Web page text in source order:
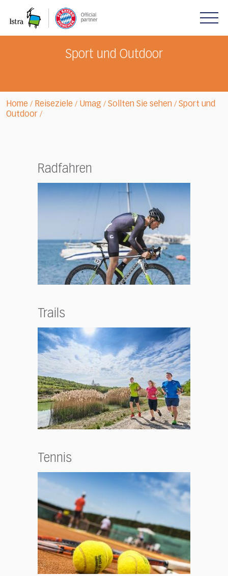
note:
Sport und Outdoor
Home / Reiseziele / Umag / Sollten Sie sehen / Sport und
Outdoor /
Radfahren
Trails
Tennis